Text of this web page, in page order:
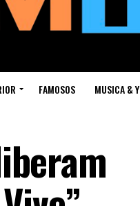
FAMOSOS MUSICA &